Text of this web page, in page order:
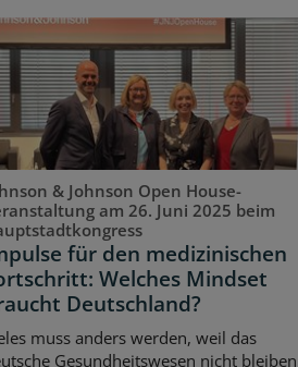
& Johnson Open House-
am 26. Juni 2025 beim
für den medizinischen
Welches Mindset
Deutschland?
muss anders werden, weil das
Gesundheitswesen nicht bleiben